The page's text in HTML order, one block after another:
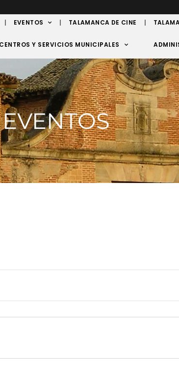
EVENTOS TALAMANCA DE CINE
CENTROS Y SERVICIOS MUNICIPALES
EVENTOS